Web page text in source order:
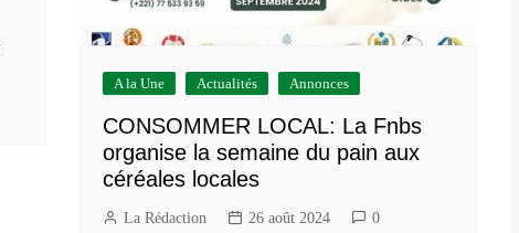
A la Une Actualités Annonces
CONSOMMER LOCAL: La Fnbs
organise la semaine du pain aux
céréales locales
La Rédaction 26 août 2024 0